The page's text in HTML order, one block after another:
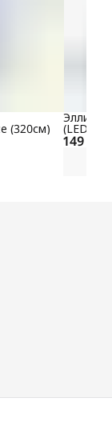
(320см)
149 700
(LED)